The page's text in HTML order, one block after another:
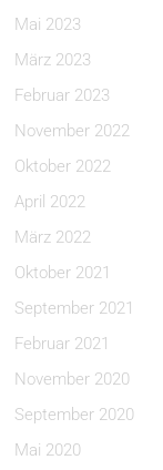
Mai 2023
März 2023
Februar 2023
November 2022
Oktober 2022
April 2022
März 2022
Oktober 2021
September 2021
Februar 2021
November 2020
September 2020
Mai 2020